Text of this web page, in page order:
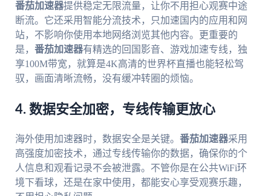
番茄加速器提供稳定无限流量，让你不用担心观赛中途
断流。它还采用智能分流技术，只加速国内的应用和网
站，不影响你使用本地网络浏览其他内容。更重要的
是， 番茄加速器有精选的回国影音、游戏加速专线，独
享100M带宽，就算是4K高清的世界杯直播也能轻松驾
驭，画面清晰流畅，没有缓冲转圈的烦恼。
4. 数据安全加密，专线传输更放心
海外使用加速器时，数据安全是关键。 番茄加速器采用
高强度加密技术，通过专线传输你的数据，确保你的个
人信息和观看记录不会被泄露。不管你是在公共WiFi环
境下看球，还是在家中使用，都能安心享受观赛乐趣，